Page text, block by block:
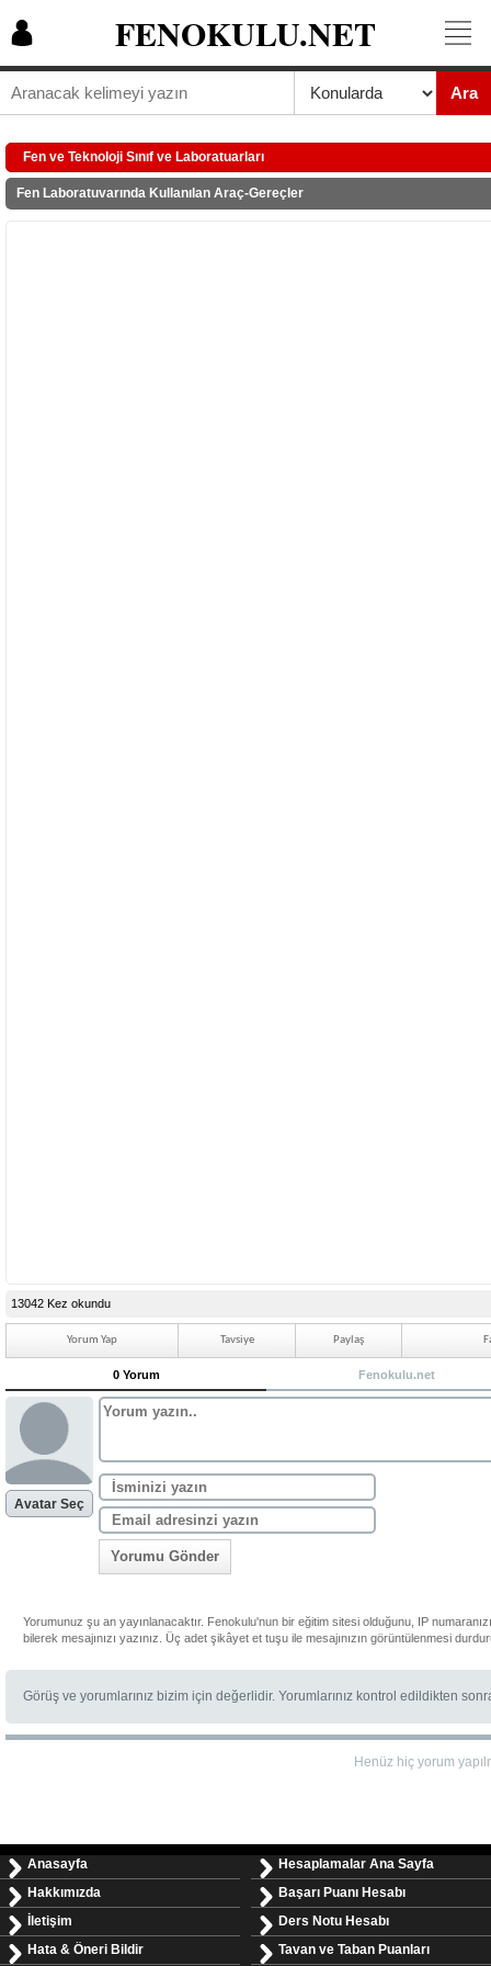
FENOKULU.NET
Ara
Fen ve Teknoloji Sınıf ve Laboratuarları
Fen Laboratuvarında Kullanılan Araç-Gereçler
13042 Kez okundu
Yorum Yap Tavsiye Paylaş
0 Yorum Fenokulu.net
Avatar Seç
Yorumu Gönder
Yorumunuz şu an yayınlanacaktır. Fenokulu'nun bir eğitim sitesi olduğunu, IP
bilerek mesajınızı yazınız. Üç adet şikâyet et tuşu ile mesajınızın görüntülenmesi
Görüş ve yorumlarınız bizim için değerlidir. Yorumlarınız kontrol edildikten
Henüz hiç yorum
Anasayfa
Hakkımızda
İletişim
Hata & Öneri Bildir
Hesaplamalar Ana Sayfa
Başarı Puanı Hesabı
Ders Notu Hesabı
Tavan ve Taban Puanları